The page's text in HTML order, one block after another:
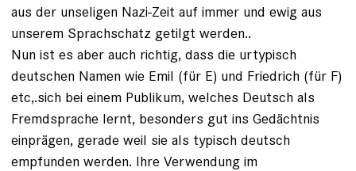
aus der unseligen Nazi-Zeit auf immer und ewig aus
unserem Sprachschatz getilgt werden..
Nun ist es aber auch richtig, dass die urtypisch
deutschen Namen wie Emil (für E) und Friedrich (für F)
etc,.sich bei einem Publikum, welches Deutsch als
Fremdsprache lernt, besonders gut ins Gedächtnis
einprägen, gerade weil sie als typisch deutsch
empfunden werden. Ihre Verwendung im